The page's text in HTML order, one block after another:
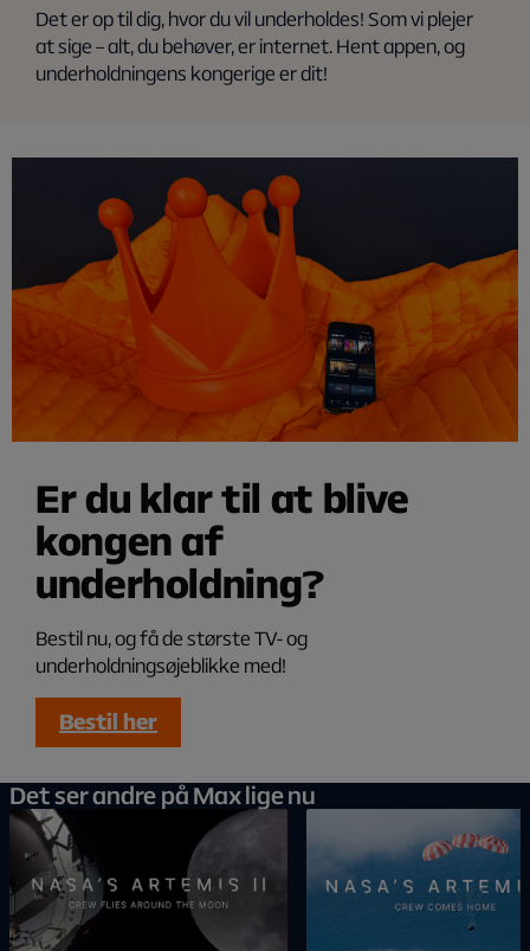
Det er op til dig, hvor du vil underholdes! Som vi plejer
at sige – alt, du behøver, er internet. Hent appen, og
underholdningens kongerige er dit!
Er du klar til at blive
kongen af
underholdning?
Bestil nu, og få de største TV- og
underholdningsøjeblikke med!
Bestil her
Det ser andre på Max lige nu